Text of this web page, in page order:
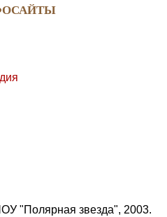
"Полярная звезда", 2003.